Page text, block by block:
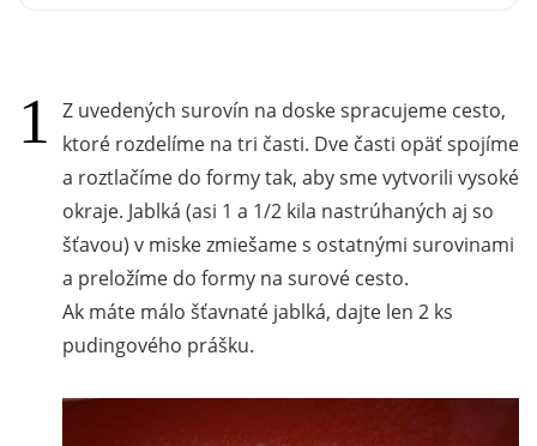
Z uvedených surovín na doske spracujeme cesto,
ktoré rozdelíme na tri časti. Dve časti opäť spojíme
a roztlačíme do formy tak, aby sme vytvorili vysoké
okraje. Jablká (asi 1 a 1/2 kila nastrúhaných aj so
šťavou) v miske zmiešame s ostatnými surovinami
a preložíme do formy na surové cesto.
Ak máte málo šťavnaté jablká, dajte len 2 ks
pudingového prášku.